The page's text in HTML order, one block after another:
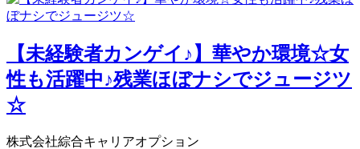
【未経験者カンゲイ♪】華やか環境☆女
性も活躍中♪残業ほぼナシでジュージツ
☆
株式会社綜合キャリアオプション